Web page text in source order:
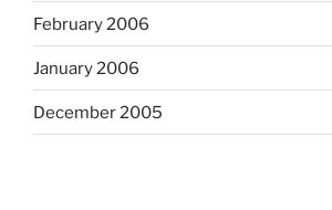
February 2006
January 2006
December 2005